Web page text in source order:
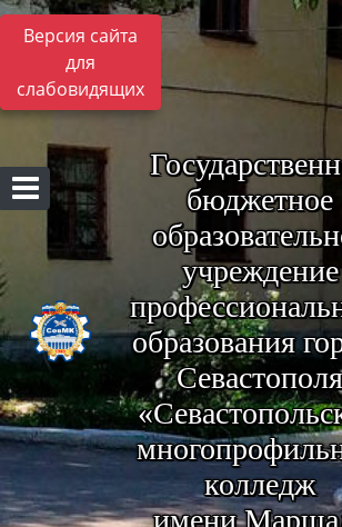
Версия сайта
для
слабовидящих
бюджетное
учреждение
образования
Севастополя
колледж
имени